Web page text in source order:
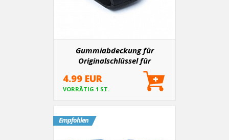
Gummiabdeckung für
Originalschlüssel für
ausgewählte BMW Modelle
4.99 EUR
VORRÄTIG 1 ST.
Empfohlen